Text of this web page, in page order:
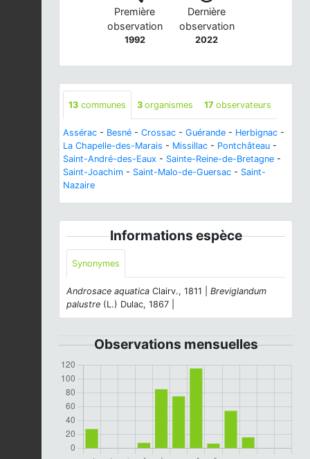
Première
observation
1992
Dernière
observation
2022
13 communes 3 organismes 17 observateurs
Assérac - Besné - Crossac - Guérande - Herbignac -
La Chapelle-des-Marais - Missillac - Pontchâteau -
Saint-André-des-Eaux - Sainte-Reine-de-Bretagne -
Saint-Joachim - Saint-Malo-de-Guersac - Saint-
Nazaire
Informations espèce
Synonymes
Androsace aquatica Clairv., 1811 | Breviglandum
palustre (L.) Dulac, 1867 |
Observations mensuelles